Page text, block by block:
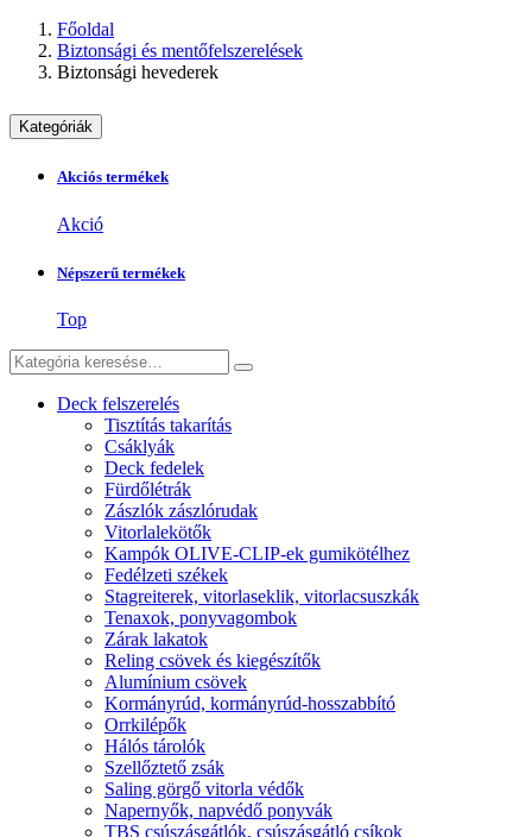
Főoldal
Biztonsági és mentőfelszerelések
Biztonsági hevederek
Kategóriák
Akciós termékek
Akció
Népszerű termékek
Top
Deck felszerelés
Tisztítás takarítás
Csáklyák
Deck fedelek
Fürdőlétrák
Zászlók zászlórudak
Vitorlalekötők
Kampók OLIVE-CLIP-ek gumikötélhez
Fedélzeti székek
Stagreiterek, vitorlaseklik, vitorlacsuszkák
Tenaxok, ponyvagombok
Zárak lakatok
Reling csövek és kiegészítők
Alumínium csövek
Kormányrúd, kormányrúd-hosszabbító
Orrkilépők
Hálós tárolók
Szellőztető zsák
Saling görgő vitorla védők
Napernyők, napvédő ponyvák
TBS csúszásgátlók, csúszásgátló csíkok